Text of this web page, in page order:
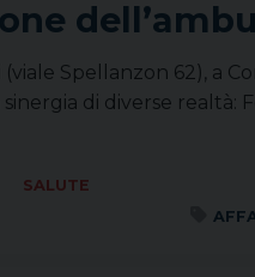
Spellanzon 62), a
di diverse realtà:
SALUTE